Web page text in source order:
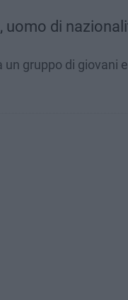
uomo di
gruppo di giovani